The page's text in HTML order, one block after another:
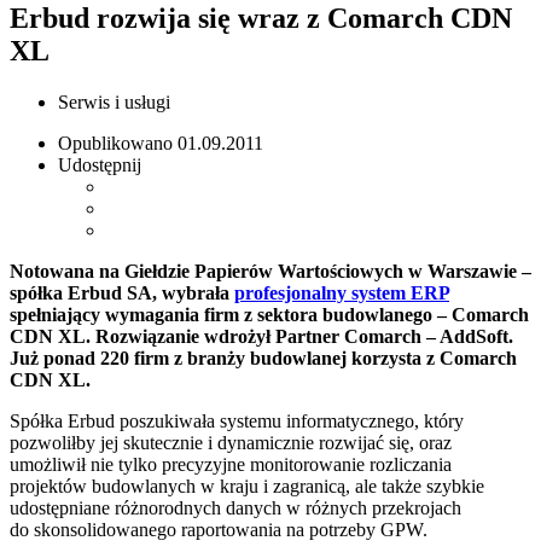
Erbud rozwija się wraz z Comarch CDN
XL
Serwis i usługi
Opublikowano 01.09.2011
Udostępnij
Notowana na Giełdzie Papierów Wartościowych w Warszawie –
spółka Erbud SA, wybrała profesjonalny system ERP
spełniający wymagania firm z sektora budowlanego – Comarch
CDN XL. Rozwiązanie wdrożył Partner Comarch – AddSoft.
Już ponad 220 firm z branży budowlanej korzysta z Comarch
CDN XL.
Spółka Erbud poszukiwała systemu informatycznego, który
pozwoliłby jej skutecznie i dynamicznie rozwijać się, oraz
umożliwił nie tylko precyzyjne monitorowanie rozliczania
projektów budowlanych w kraju i zagranicą, ale także szybkie
udostępniane różnorodnych danych w różnych przekrojach
do skonsolidowanego raportowania na potrzeby GPW.